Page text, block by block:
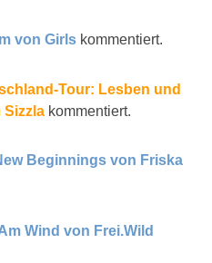
von Girls kommentiert.
Tour: Lesben und
Sizzla kommentiert.
Beginnings von Friska
Wind von Frei.Wild